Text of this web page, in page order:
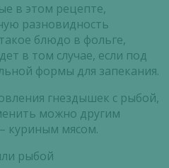
в этом рецепте,
разновидность
блюдо в фольге,
в том случае, если под
формы для запекания.
гнездышек с рыбой,
можно другим
куриным мясом.